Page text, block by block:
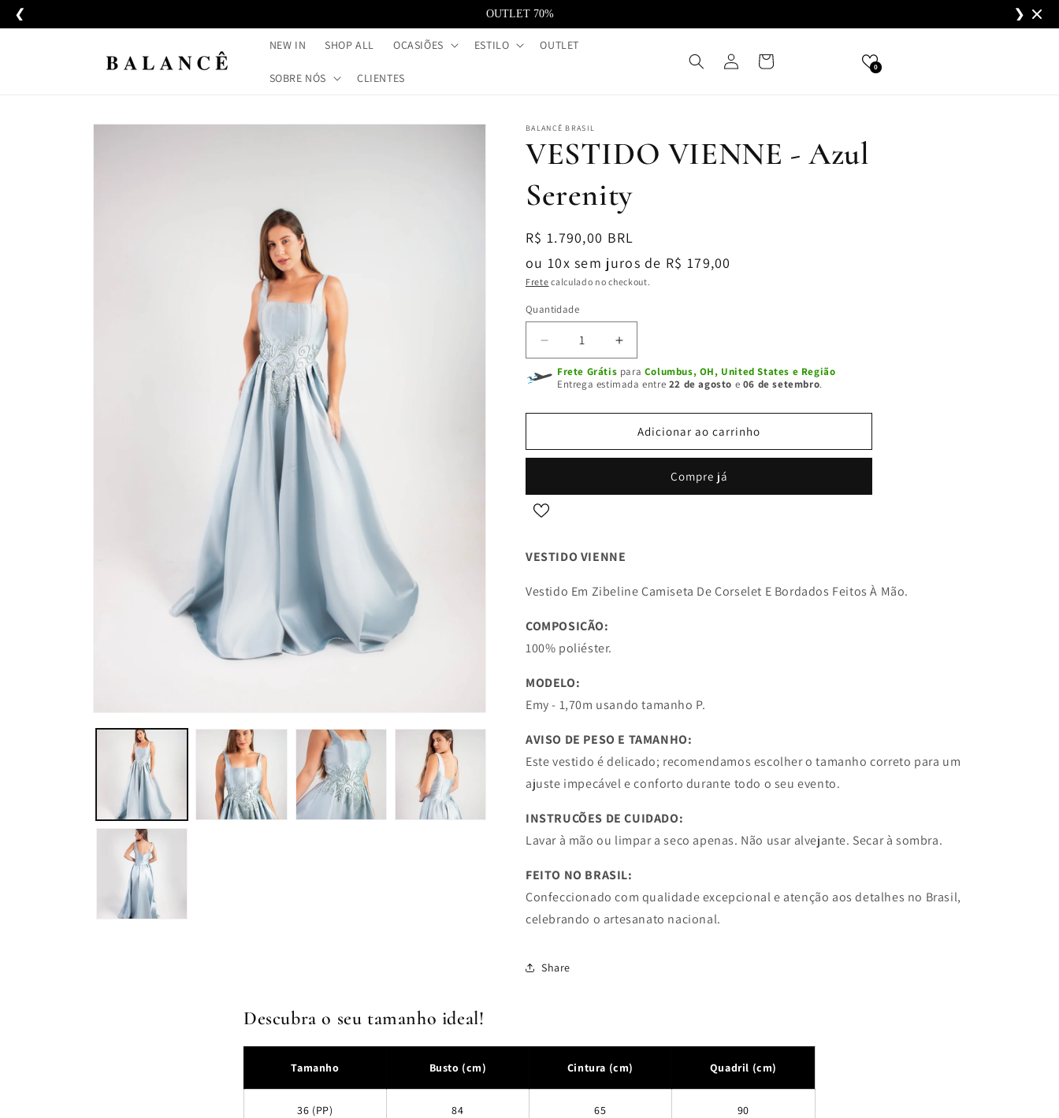
❮ OUTLET 70% ❯
para o
conteúdo
NEW IN SHOP ALL OCASIÕES ESTILO OUTLET
SOBRE NÓS CLIENTES
Fazer
login
Carrinho 0
BALANCÊ BRASIL
VESTIDO VIENNE - Azul
Serenity
Preço
normal
R$ 1.790,00 BRL
ou 10x sem juros de R$ 179,00
Frete calculado no checkout.
Quantidade
Diminuir
a
quantidade
VESTIDO
-
Azul
Aumentar
a
quantidade
VESTIDO
VIENNE
-
Azul
Frete Grátis para Columbus, OH, United States e Região
Entrega estimada entre 22 de agosto e 06 de setembro.
Adicionar ao carrinho
Compre já
VESTIDO VIENNE
Vestido Em Zibeline Camiseta De Corselet E Bordados Feitos À Mão.
COMPOSIÇÃO:
100% poliéster.
MODELO:
Emy - 1,70m usando tamanho P.
AVISO DE PESO E TAMANHO:
Este vestido é delicado; recomendamos escolher o tamanho correto para um
ajuste impecável e conforto durante todo o seu evento.
INSTRUÇÕES DE CUIDADO:
Lavar à mão ou limpar a seco apenas. Não usar alvejante. Secar à sombra.
FEITO NO BRASIL:
Confeccionado com qualidade excepcional e atenção aos detalhes no Brasil,
celebrando o artesanato nacional.
Share
Descubra o seu tamanho ideal!
Tamanho Busto (cm) Cintura (cm) Quadril (cm)
36 (PP) 84 65 90